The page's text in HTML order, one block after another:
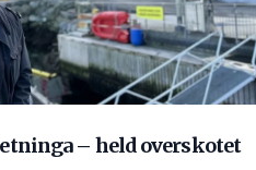
– held overskotet